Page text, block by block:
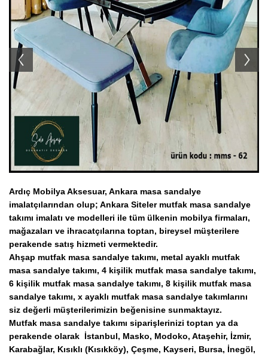
Ahşap Tabure İmalatı Modelleri
Ahşap Servis Arabaları
Koltuk Takımı İmalatı Modelleri
TV Ünitesi İmalatı Modelleri
Ahşap Konsol İmalatı Modelleri
Ahşap Askılık İmalatı Modelleri
Ahşap Komodin İmalatı Modelleri
Ardıç Mobilya Aksesuar, Ankara masa sandalye
imalatçılarından olup; Ankara Siteler mutfak masa sandalye
takımı imalatı ve modelleri ile tüm ülkenin mobilya firmaları,
mağazaları ve ihracatçılarına toptan, bireysel müşterilere
perakende satış hizmeti vermektedir.
Ahşap mutfak masa sandalye takımı, metal ayaklı mutfak
masa sandalye takımı, 4 kişilik mutfak masa sandalye takımı,
6 kişilik mutfak masa sandalye takımı, 8 kişilik mutfak masa
sandalye takımı, x ayaklı mutfak masa sandalye takımlarını
siz değerli müşterilerimizin beğenisine sunmaktayız.
Mutfak masa sandalye takımı siparişlerinizi toptan ya da
perakende olarak İstanbul, Masko, Modoko, Ataşehir, İzmir,
Karabağlar, Kısıklı (Kısıkköy), Çeşme, Kayseri, Bursa, İnegöl,